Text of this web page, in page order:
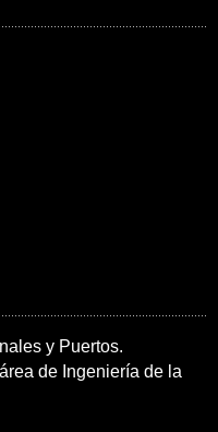
y Puertos.
de Ingeniería de la